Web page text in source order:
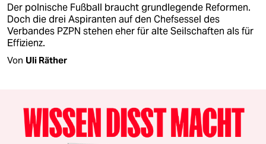
Der polnische Fußball braucht grundlegende Reformen.
Doch die drei Aspiranten auf den Chefsessel des
Verbandes PZPN stehen eher für alte Seilschaften als für
Effizienz.
Von Uli Räther